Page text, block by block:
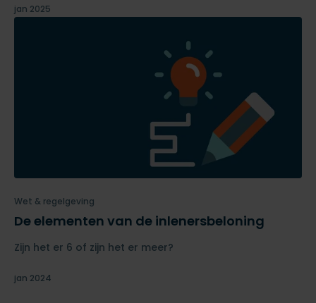
waar vaak een afwijking op wordt vastgesteld. Des te
meer reden voor ons om het onderwerp ADV aan te
jan 2025
Wet & regelgeving
De elementen van de inlenersbeloning
Zijn het er 6 of zijn het er meer?
jan 2024